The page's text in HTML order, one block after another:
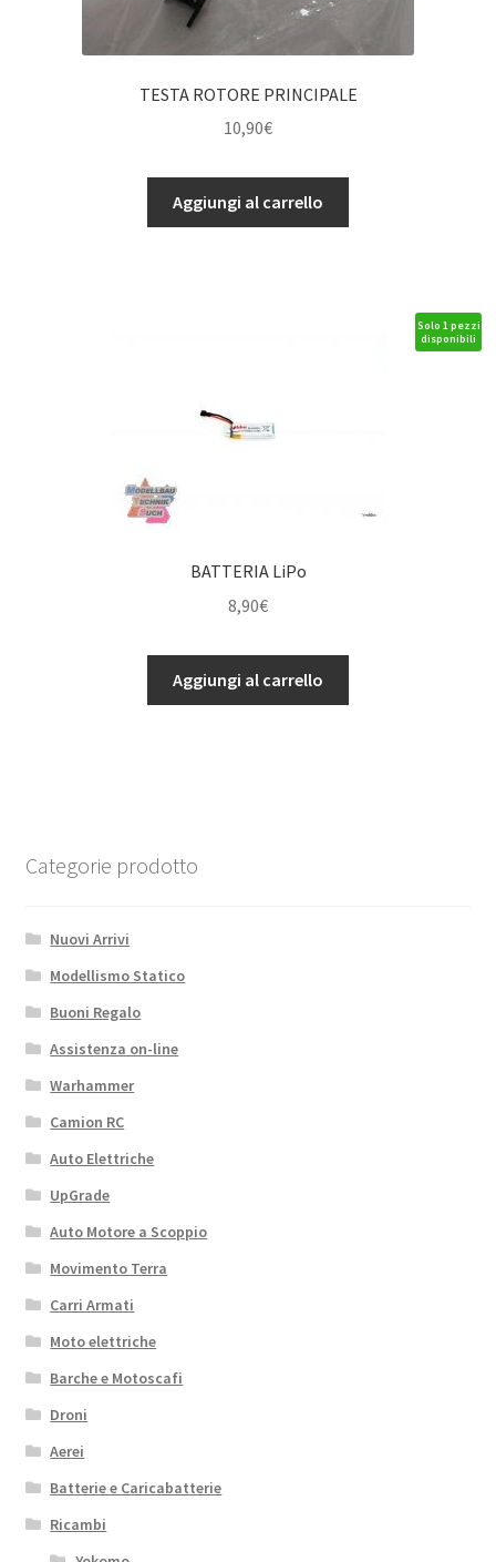
TESTA ROTORE PRINCIPALE
10,90€
Aggiungi al carrello
Solo 1 pezzi
disponibili
BATTERIA LiPo
8,90€
Aggiungi al carrello
Categorie prodotto
Nuovi Arrivi
Modellismo Statico
Buoni Regalo
Assistenza on-line
Warhammer
Camion RC
Auto Elettriche
UpGrade
Auto Motore a Scoppio
Movimento Terra
Carri Armati
Moto elettriche
Barche e Motoscafi
Droni
Aerei
Batterie e Caricabatterie
Ricambi